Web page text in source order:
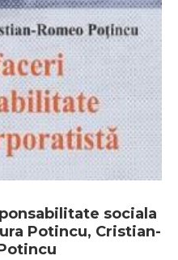
sociala
Potincu, Cristian-